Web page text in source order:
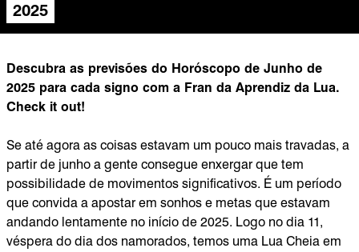
2025
Descubra as previsões do Horóscopo de Junho de
2025 para cada signo com a Fran da Aprendiz da Lua.
Check it out!
Se até agora as coisas estavam um pouco mais travadas, a
partir de junho a gente consegue enxergar que tem
possibilidade de movimentos significativos. É um período
que convida a apostar em sonhos e metas que estavam
andando lentamente no início de 2025. Logo no dia 11,
véspera do dia dos namorados, temos uma Lua Cheia em